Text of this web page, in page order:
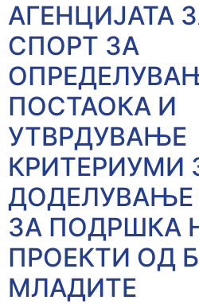
АГЕНЦИЈАТА
СПОРТ ЗА
ПОСТАОКА И
УТВРДУВАЊЕ
КРИТЕРИУМИ
ДОДЕЛУВАЊЕ
ЗА ПОДРШКА
ПРОЕКТИ ОД
МЛАДИТЕ